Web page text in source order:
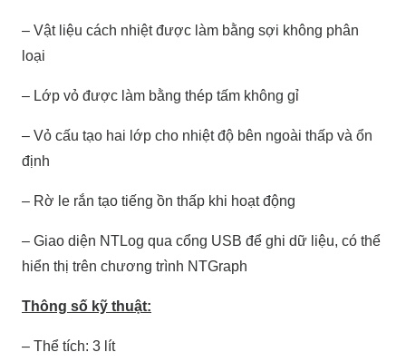
– Vật liệu cách nhiệt được làm bằng sợi không phân
loại
– Lớp vỏ được làm bằng thép tấm không gỉ
– Vỏ cấu tạo hai lớp cho nhiệt độ bên ngoài thấp và ổn
định
– Rờ le rắn tạo tiếng ồn thấp khi hoạt động
– Giao diện NTLog qua cổng USB để ghi dữ liệu, có thể
hiển thị trên chương trình NTGraph
Thông số kỹ thuật:
– Thể tích: 3 lít